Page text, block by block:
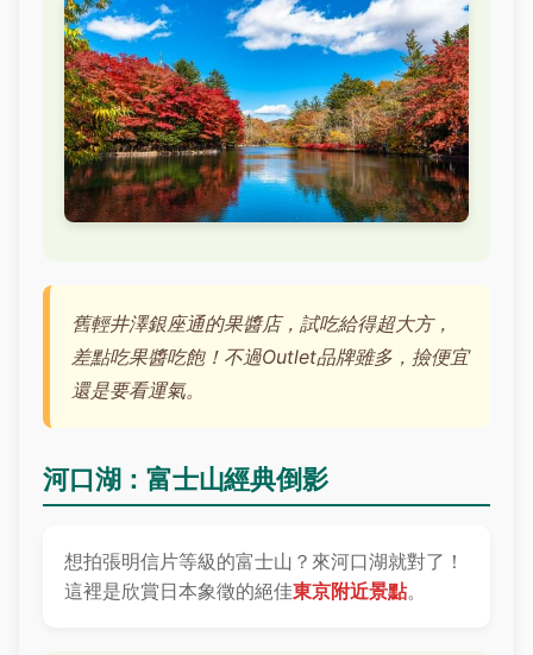
舊輕井澤銀座通的果醬店，試吃給得超大方，
差點吃果醬吃飽！不過Outlet品牌雖多，撿便宜
還是要看運氣。
河口湖：富士山經典倒影
想拍張明信片等級的富士山？來河口湖就對了！
這裡是欣賞日本象徵的絕佳東京附近景點。